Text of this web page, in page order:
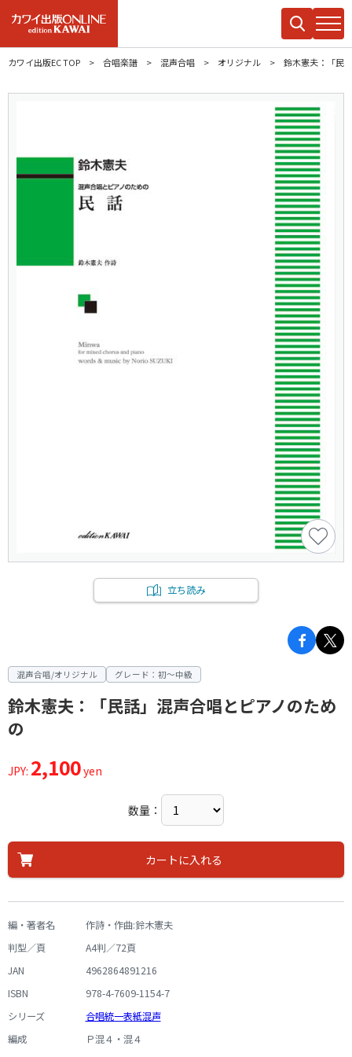
カワイ出版EC TOP 合唱楽譜 混声合唱 オリジナル 鈴木憲夫：「民
立ち読み
混声合唱/オリジナル グレード：初～中級
鈴木憲夫：「民話」混声合唱とピアノのため
の
JPY: 2,100yen
数量：
カートに入れる
編・著者名
作詩・作曲:鈴木憲夫
判型／頁
A4判／72頁
JAN
4962864891216
ISBN
978-4-7609-1154-7
シリーズ
合唱統一表紙混声
編成
Ｐ混４・混４